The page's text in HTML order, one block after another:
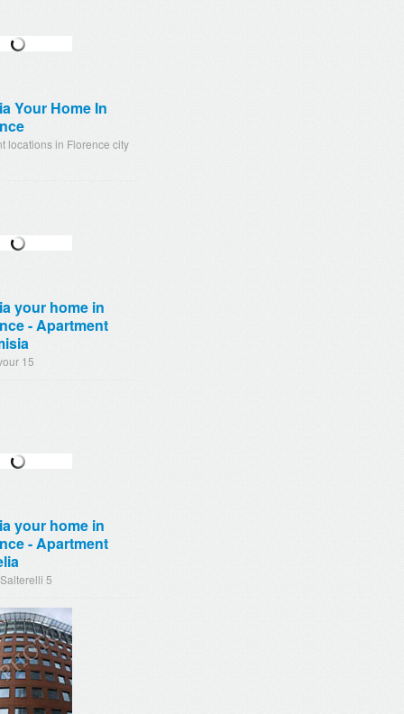
Your Home In
locations in Florence city
your home in
- Apartment
15
your home in
- Apartment
5